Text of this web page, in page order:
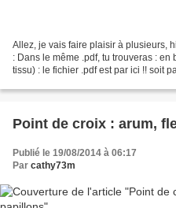
Allez, je vais faire plaisir à plusieurs,
: Dans le même .pdf, tu trouveras :
tissu) : le fichier .pdf est par ici !! soit
Point de croix : arum,
Publié le 19/08/2014 à 06:17
Par cathy73m